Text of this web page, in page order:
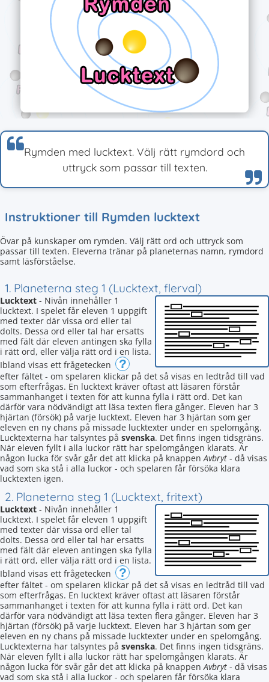
Rymden med lucktext. Välj rätt rymdord och
uttryck som passar till texten.
Instruktioner till Rymden lucktext
Övar på kunskaper om rymden. Välj rätt ord och uttryck som
passar till texten. Eleverna tränar på planeternas namn, rymdord
samt läsförståelse.
1. Planeterna steg 1 (Lucktext, flerval)
Lucktext - Nivån innehåller 1
lucktext. I spelet får eleven 1 uppgift
med texter där vissa ord eller tal
dolts. Dessa ord eller tal har ersatts
med fält där eleven antingen ska fylla
i rätt ord, eller välja rätt ord i en lista.
Ibland visas ett frågetecken
?
efter fältet - om spelaren klickar på det så visas en ledtråd till vad
som efterfrågas. En lucktext kräver oftast att läsaren förstår
sammanhanget i texten för att kunna fylla i rätt ord. Det kan
därför vara nödvändigt att läsa texten flera gånger. Eleven har 3
hjärtan (försök) på varje lucktext. Eleven har 3 hjärtan som ger
eleven en ny chans på missade lucktexter under en spelomgång.
Lucktexterna har talsyntes på svenska. Det finns ingen tidsgräns.
När eleven fyllt i alla luckor rätt har spelomgången klarats. Är
någon lucka för svår går det att klicka på knappenAvbryt - då visas
vad som ska stå i alla luckor - och spelaren får försöka klara
lucktexten igen.
2. Planeterna steg 1 (Lucktext, fritext)
Lucktext - Nivån innehåller 1
lucktext. I spelet får eleven 1 uppgift
med texter där vissa ord eller tal
dolts. Dessa ord eller tal har ersatts
med fält där eleven antingen ska fylla
i rätt ord, eller välja rätt ord i en lista.
Ibland visas ett frågetecken
?
efter fältet - om spelaren klickar på det så visas en ledtråd till vad
som efterfrågas. En lucktext kräver oftast att läsaren förstår
sammanhanget i texten för att kunna fylla i rätt ord. Det kan
därför vara nödvändigt att läsa texten flera gånger. Eleven har 3
hjärtan (försök) på varje lucktext. Eleven har 3 hjärtan som ger
eleven en ny chans på missade lucktexter under en spelomgång.
Lucktexterna har talsyntes på svenska. Det finns ingen tidsgräns.
När eleven fyllt i alla luckor rätt har spelomgången klarats. Är
någon lucka för svår går det att klicka på knappenAvbryt - då visas
vad som ska stå i alla luckor - och spelaren får försöka klara